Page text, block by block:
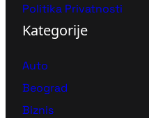
Politika Privatnosti
Kategorije
Auto
Beograd
Biznis